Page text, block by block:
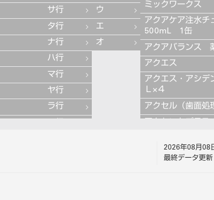
サ行
タ行
ナ行
ハ行
マ行
ヤ行
ラ行
ウ
エ
オ
ミックワークス
アクアケア注水チ
500mL 1缶
アクアバランス
アクエス
アクエス・アシデ
Ｌ×４
アクセル（歯面処
アクセントプラス
ースト 4g ES13
2026年08月08
最終データ更新